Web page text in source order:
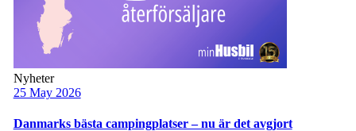
Nyheter
25 May 2026
Danmarks bästa campingplatser – nu är det avgjort